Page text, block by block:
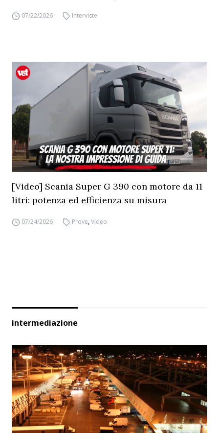
07/22/2026 Interviste
[Video] Scania Super G 390 con motore da 11
litri: potenza ed efficienza su misura
07/24/2026 Prove,Video
intermediazione